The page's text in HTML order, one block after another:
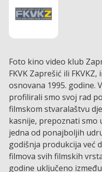
Foto kino video klub
FKVK Zaprešić ili
osnovana 1995. godine.
profilirali smo svoj rad
filmskom stvaralaštvu
kasnije, prepoznati smo
jedna od ponajboljih
godišnja produkcija već
filmova svih filmskih
godine uključeno